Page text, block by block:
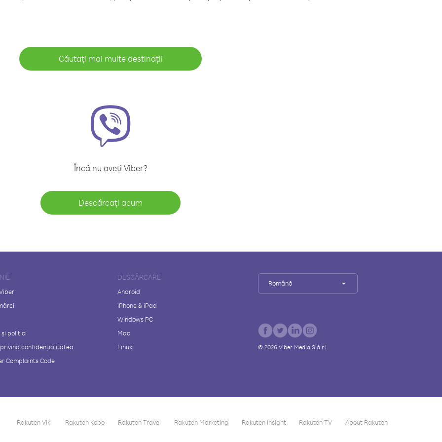
Căutați mai multe destinații
Încă nu aveți Viber?
Descărcați acum
și politici
confidențialitatea
Complaints Code
DESCĂRCARE
Android
iPhone & iPad
Windows PC
Mac
Linux
Română
© 2026 Viber Media S.à r.l.
Rakuten Viki Rakuten Kobo Rakuten Travel Rakuten Marketing Rakuten Insight Rakuten TV About Rakuten